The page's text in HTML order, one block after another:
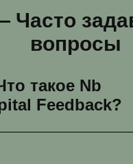
Часто
вопросы
такое Nb
Feedback?